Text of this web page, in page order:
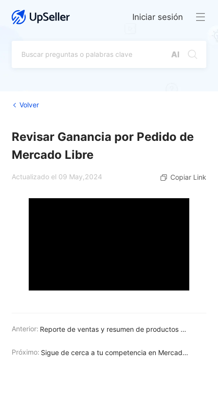
Iniciar sesión
Volver
Revisar Ganancia por Pedido de
Mercado Libre
Actualizado el 09 May,2024 Copiar Link
Anterior: Reporte de ventas y resumen de productos mejores vendidos con UpSeller ERP
Próximo: Sigue de cerca a tu competencia en Mercado Libre con UpSeller ERP